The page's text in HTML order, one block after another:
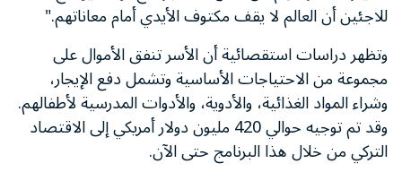
للاجئين أن العالم لا يقف مكتوف الأيدي أمام معاناتهم."
وتظهر دراسات استقصائية أن الأسر تنفق الأموال على
مجموعة من الاحتياجات الأساسية وتشمل دفع الإيجار،
وشراء المواد الغذائية، والأدوية، والأدوات المدرسية لأطفالهم.
وقد تم توجيه حوالي 420 مليون دولار أمريكي إلى الاقتصاد
التركي من خلال هذا البرنامج حتى الآن.